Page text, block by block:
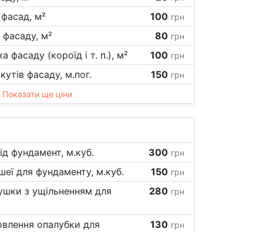
м² 100 грн
м² 80 грн
фасаду (короїд і т. п.), м² 100 грн
фасаду, м.пог. 150 грн
Показати ще ціни
фундамент, м.куб. 300 грн
для фундаменту, м.куб. 150 грн
з ущільненням для
280 грн
опалубки для
130 грн